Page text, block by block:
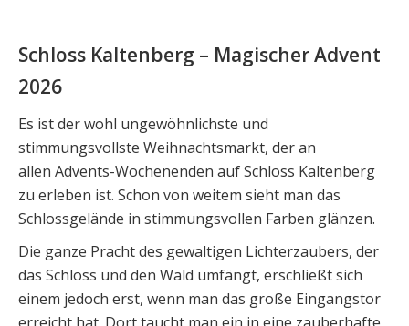
Schloss Kaltenberg – Magischer Advent
2026
Es ist der wohl ungewöhnlichste und
stimmungsvollste Weihnachtsmarkt, der an
allen Advents-Wochenenden auf Schloss Kaltenberg
zu erleben ist. Schon von weitem sieht man das
Schlossgelände in stimmungsvollen Farben glänzen.
Die ganze Pracht des gewaltigen Lichterzaubers, der
das Schloss und den Wald umfängt, erschließt sich
einem jedoch erst, wenn man das große Eingangstor